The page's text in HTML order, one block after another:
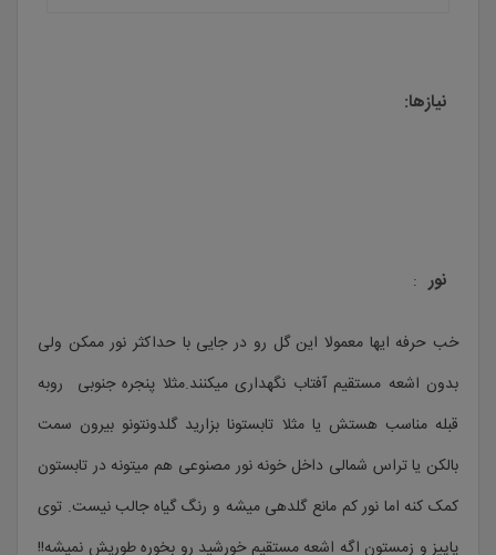
نیازها:
نور :
خب حرفه ایها معمولا این گل رو در جایی با حداکثر نور ممکن ولی
بدون اشعه مستقیم آفتاب نگهداری میکنند.مثلا پنجره جنوبی روبه
قبله مناسب هستش یا مثلا تابستونا بزارید گلدونتونو بیرون سمت
بالکن یا تراس شمالی داخل خونه نور مصنوعی هم میتونه در تابستون
کمک کنه اما نور کم مانع گلدهی میشه و رنگ گیاه جالب نیست. توی
پاییز و زمستون اگه اشعه مستقیم خورشید رو بخوره طوریش نمیشه!!